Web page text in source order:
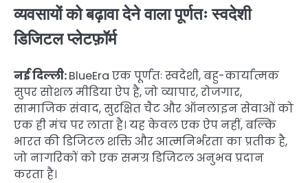
व्यवसायों को बढ़ावा देने वाला पूर्णतः स्वदेशी
डिजिटल प्लेटफ़ॉर्म
नई दिल्ली:BlueEra एक पूर्णतः स्वदेशी, बहु-कार्यात्मक
सुपर सोशल मीडिया ऐप है, जो व्यापार, रोजगार,
सामाजिक संवाद, सुरक्षित चैट और ऑनलाइन सेवाओं को
एक ही मंच पर लाता है। यह केवल एक ऐप नहीं, बल्कि
भारत की डिजिटल शक्ति और आत्मनिर्भरता का प्रतीक है,
जो नागरिकों को एक समग्र डिजिटल अनुभव प्रदान
करता है।